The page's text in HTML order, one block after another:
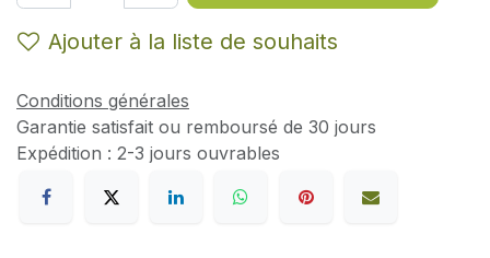
Ajouter à la liste de souhaits
Conditions générales
Garantie satisfait ou remboursé de 30 jours
Expédition : 2-3 jours ouvrables